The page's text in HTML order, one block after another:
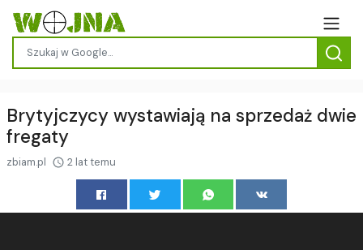
Brytyjczycy wystawiają na sprzedaż dwie
fregaty
zbiam.pl 2 lat temu